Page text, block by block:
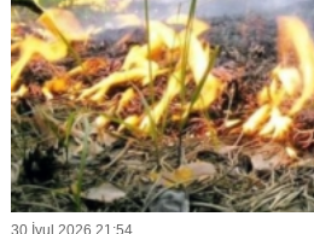
30 İyul 2026 21:54